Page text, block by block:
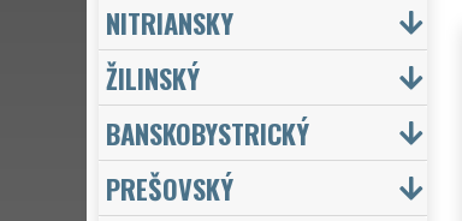
NITRIANSKY
ŽILINSKÝ
BANSKOBYSTRICKÝ
PREŠOVSKÝ